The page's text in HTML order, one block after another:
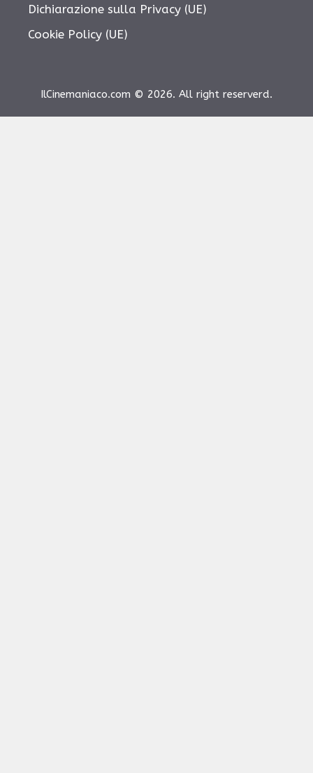
Dichiarazione sulla Privacy (UE)
Cookie Policy (UE)
IlCinemaniaco.com © 2026. All right reserverd.